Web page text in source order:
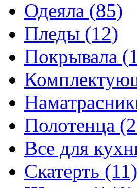
Одеяла (85)
Пледы (12)
Покрывала
Полотенца
Все для
Скатерть (11)